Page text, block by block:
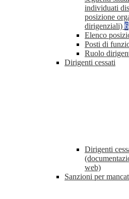
individuati
posizione
dirigenziali) 6
Elenco
Posti di
Ruolo
Dirigenti cessati
Dirigenti
web)
Sanzioni per